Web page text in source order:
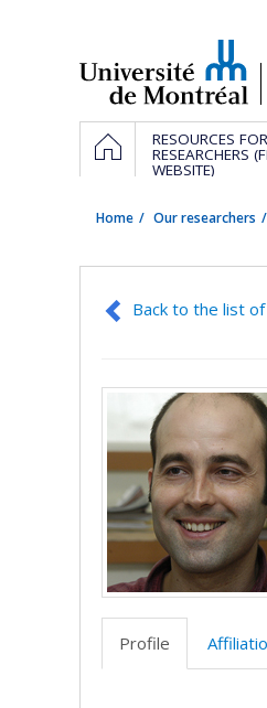
Navigation
principale
HOMERESOURCES
RESEARCHERS
WEBSITE)
Home Our researchers
Back to the list
Profile